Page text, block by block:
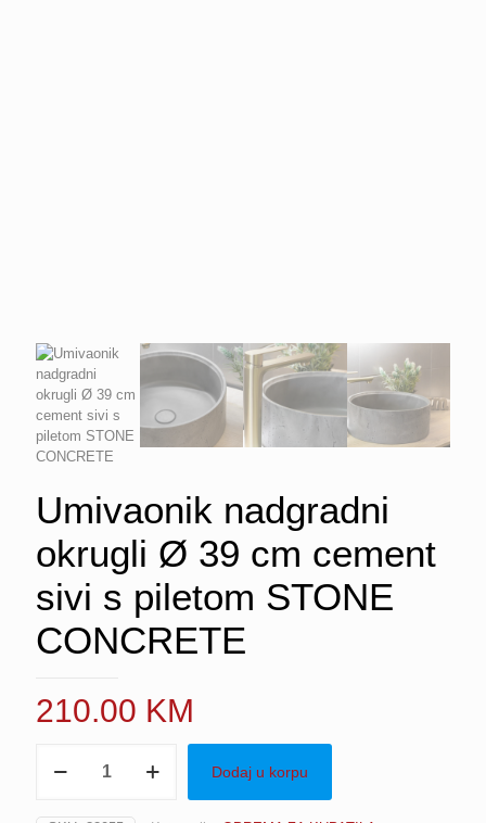
Umivaonik nadgradni
okrugli Ø 39 cm cement
sivi s piletom STONE
CONCRETE
210.00 KM
nadgradni
Ø
Dodaj u korpu